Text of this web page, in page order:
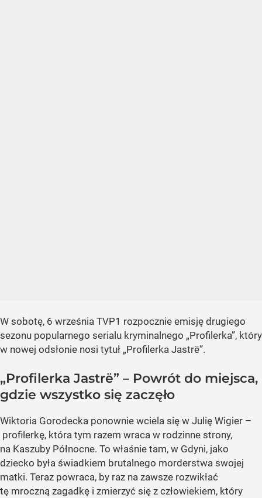
W sobotę, 6 września TVP1 rozpocznie emisję drugiego
sezonu popularnego serialu kryminalnego „Profilerka”, który
w nowej odsłonie nosi tytuł „Profilerka Jastrë”.
„Profilerka Jastrë” – Powrót do miejsca,
gdzie wszystko się zaczęło
Wiktoria Gorodecka ponownie wciela się w Julię Wigier –
profilerkę, która tym razem wraca w rodzinne strony,
na Kaszuby Północne. To właśnie tam, w Gdyni, jako
dziecko była świadkiem brutalnego morderstwa swojej
matki. Teraz powraca, by raz na zawsze rozwikłać
tę mroczną zagadkę i zmierzyć się z człowiekiem, który